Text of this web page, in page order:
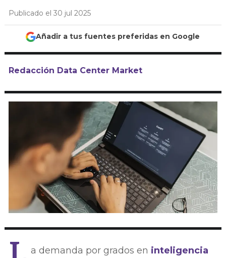
Publicado el 30 jul 2025
Añadir a tus fuentes preferidas en Google
Redacción Data Center Market
a demanda por grados en inteligencia